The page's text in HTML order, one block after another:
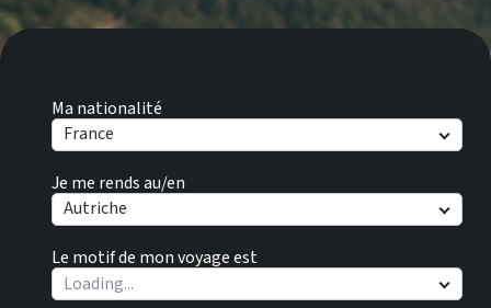
Ma nationalité
France
Je me rends au/en
Autriche
Le motif de mon voyage est